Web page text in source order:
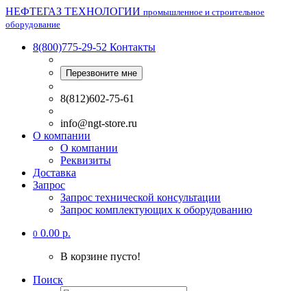
НЕФТЕГАЗ ТЕХНОЛОГИИ промышленное и строительное
оборудование
8(800)775-29-52 Контакты
Перезвоните мне
8(812)602-75-61
info@ngt-store.ru
О компании
О компании
Реквизиты
Доставка
Запрос
Запрос технической консультации
Запрос комплектующих к оборудованию
0 0.00 р.
В корзине пусто!
Поиск